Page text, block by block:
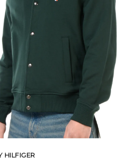
HILFIGER